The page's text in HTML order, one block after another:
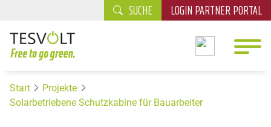
SUCHE LOGIN PARTNER PORTAL
Start
Projekte
Solarbetriebene Schutzkabine für Bauarbeiter